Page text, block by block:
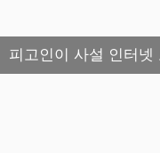
피고인이 사설 인터